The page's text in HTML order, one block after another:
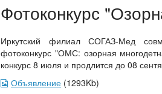
Фотоконкурс
Иркутский филиал СОГАЗ-Мед
фотоконкурс "ОМС: озорная
конкурс 8 июля и продлится до 08
Объявление (1293Kb)